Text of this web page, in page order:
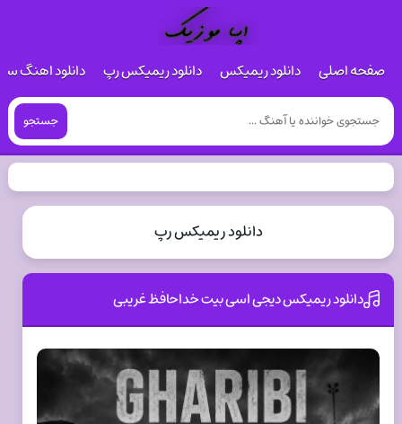
صفحه اصلی دانلود ریمیکس دانلود ریمیکس رپ دانلود اهنگ
جستجو
دانلود ریمیکس رپ
دانلود ریمیکس دیجی اسی بیت خداحافظ غریبی